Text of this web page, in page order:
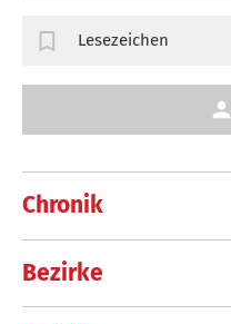
Chronik
Bezirke
Lesezeichen